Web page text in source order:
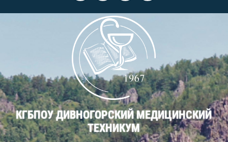
КГБПОУ ДИВНОГОРСКИЙ МЕДИЦИНСКИЙ
ТЕХНИКУМ